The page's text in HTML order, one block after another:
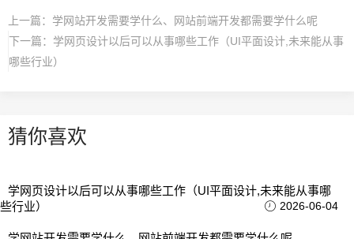
上一篇： 学网站开发需要学什么、网站前端开发都需要学什么呢
下一篇： 学网页设计以后可以从事哪些工作（UI平面设计,未来能从事
哪些行业）
猜你喜欢
学网页设计以后可以从事哪些工作（UI平面设计,未来能从事哪
些行业）
2026-06-04